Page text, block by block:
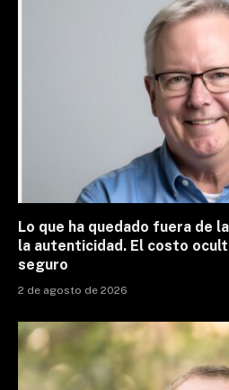
Lo que ha quedado fuera de
la autenticidad. El costo
seguro
2 de agosto de 2026